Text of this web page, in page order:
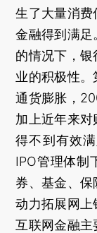
生了大量消
金融得到满
的情况下，
业的积极性
通货膨胀，
加上近年来
得不到有效
IPO管理体制
券、基金、
动力拓展网
互联网金融